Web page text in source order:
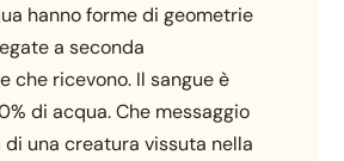
hanno forme di geometrie
a seconda
che ricevono. Il sangue è
di acqua. Che messaggio
di una creatura vissuta nella